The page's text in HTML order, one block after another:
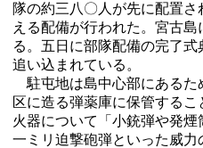
隊の約三八〇人が先に配置
える配備が行われた。宮古
る。五日に部隊配備の完了
追い込まれている。
駐屯地は島中心部にあるた
区に造る弾薬庫に保管する
火器について「小銃弾や発
一ミリ迫撃砲弾といった威